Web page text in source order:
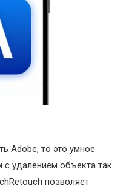
Adobe, то это умное
удалением объекта так
позволяет